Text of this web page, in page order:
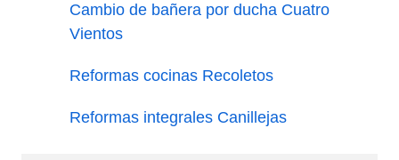
Cambio de bañera por ducha Cuatro
Vientos
Reformas cocinas Recoletos
Reformas integrales Canillejas